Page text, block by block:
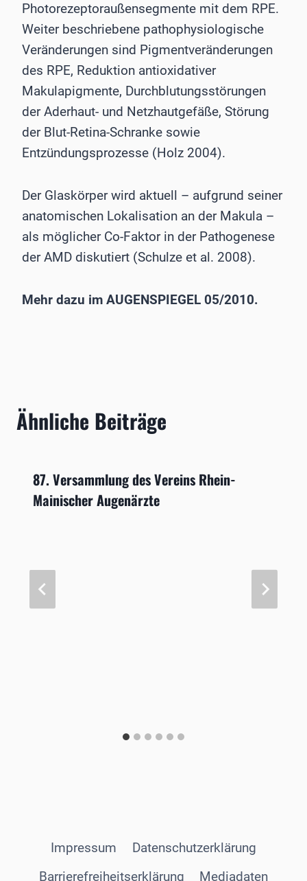
Photorezeptoraußensegmente mit dem RPE.
Weiter beschriebene pathophysiologische
Veränderungen sind Pigmentveränderungen
des RPE, Reduktion antioxidativer
Makulapigmente, Durchblutungsstörungen
der Aderhaut- und Netzhautgefäße, Störung
der Blut-Retina-Schranke sowie
Entzündungsprozesse (Holz 2004).
Der Glaskörper wird aktuell – aufgrund seiner
anatomischen Lokalisation an der Makula –
als möglicher Co-Faktor in der Pathogenese
der AMD diskutiert (Schulze et al. 2008).
Mehr dazu im AUGENSPIEGEL 05/2010.
Ähnliche Beiträge
87. Versammlung des Vereins Rhein-
Mainischer Augenärzte
Impressum
Datenschutzerklärung
Barrierefreiheitserklärung
Mediadaten